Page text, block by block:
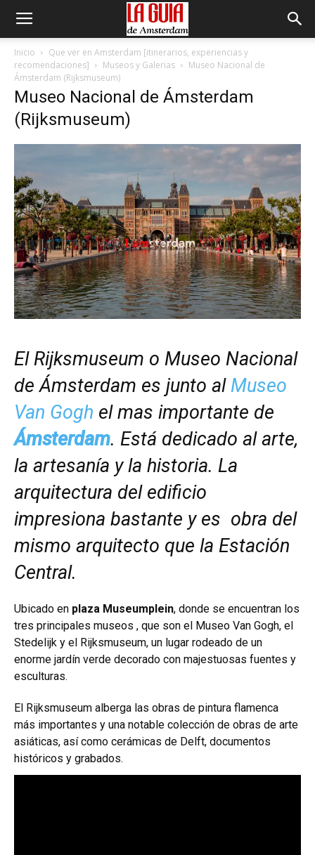
Inicio
Que ver en Amsterdam [itinerarios, experiencias y
recomendaciones]
Museos y Galerias
Museo Nacional de
Ámsterdam (Rijksmuseum)
Museo Nacional de Ámsterdam
(Rijksmuseum)
El Rijksmuseum o Museo Nacional
de Ámsterdam es junto alMuseo
Van Gogh el mas importante de
Ámsterdam. Está dedicado al arte,
la artesanía y la historia. La
arquitectura del edificio
impresiona bastante y es obra del
mismo arquitecto que la Estación
Central.
Ubicado en plaza Museumplein, donde se encuentran los
tres principales museos , que son el Museo Van Gogh, el
Stedelijk y el Rijksmuseum, un lugar rodeado de un
enorme jardín verde decorado con majestuosas fuentes y
esculturas.
El Rijksmuseum alberga las obras de pintura flamenca
más importantes y una notable colección de obras de arte
asiáticas, así como cerámicas de Delft, documentos
históricos y grabados.